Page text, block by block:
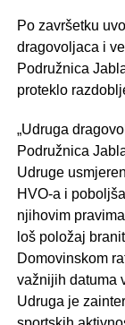
Po završetku
dragovoljaca i
Podružnica
proteklo
„Udruga
Podružnica
Udruge
HVO-a i
njihovim
loš položaj
Domovinskom
važnijih datuma
Udruga je